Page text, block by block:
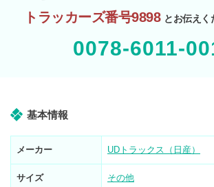
トラッカーズ番号9898 とお伝えく
0078-6011-
基本情報
メーカー UDトラックス（日産）
サイズ その他